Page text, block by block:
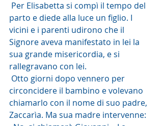
parto e diede alla luce un figlio. I
vicini e i parenti udirono che il
Signore aveva manifestato in lei la
sua grande misericordia, e si
rallegravano con lei.
Otto giorni dopo vennero per
circoncidere il bambino e volevano
chiamarlo con il nome di suo padre,
Zaccarìa. Ma sua madre intervenne: